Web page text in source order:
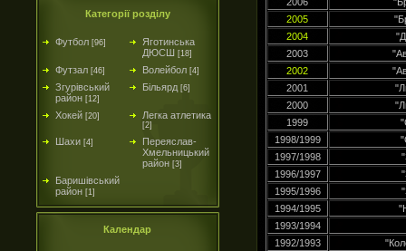
Категорії розділу
Футбол [96]
Яготинська
ДЮСШ [18]
Футзал [46] Волейбол [4]
Згурівський
район [12]
Більярд [6]
Хокей [20] Легка атлетика
[2]
Шахи [4]
Переяслав-
Хмельницький
район [3]
Баришівський
район [1]
Календар
2005
2004
2003
2002
2001
2000
1999
1998/1999
1997/1998
1996/1997
1995/1996
1994/1995
1993/1994
1992/1993